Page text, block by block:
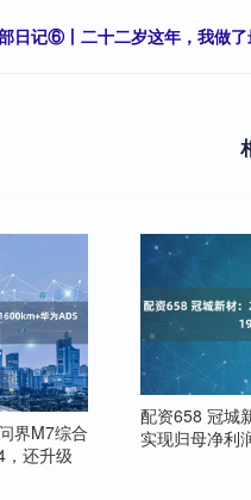
日记⑥丨二十二岁这年，我做了
界M7综合
还升级
配资658 冠城
实现归母净利